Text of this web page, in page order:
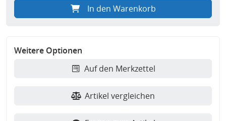
In den Warenkorb
Weitere Optionen
Auf den Merkzettel
Artikel vergleichen